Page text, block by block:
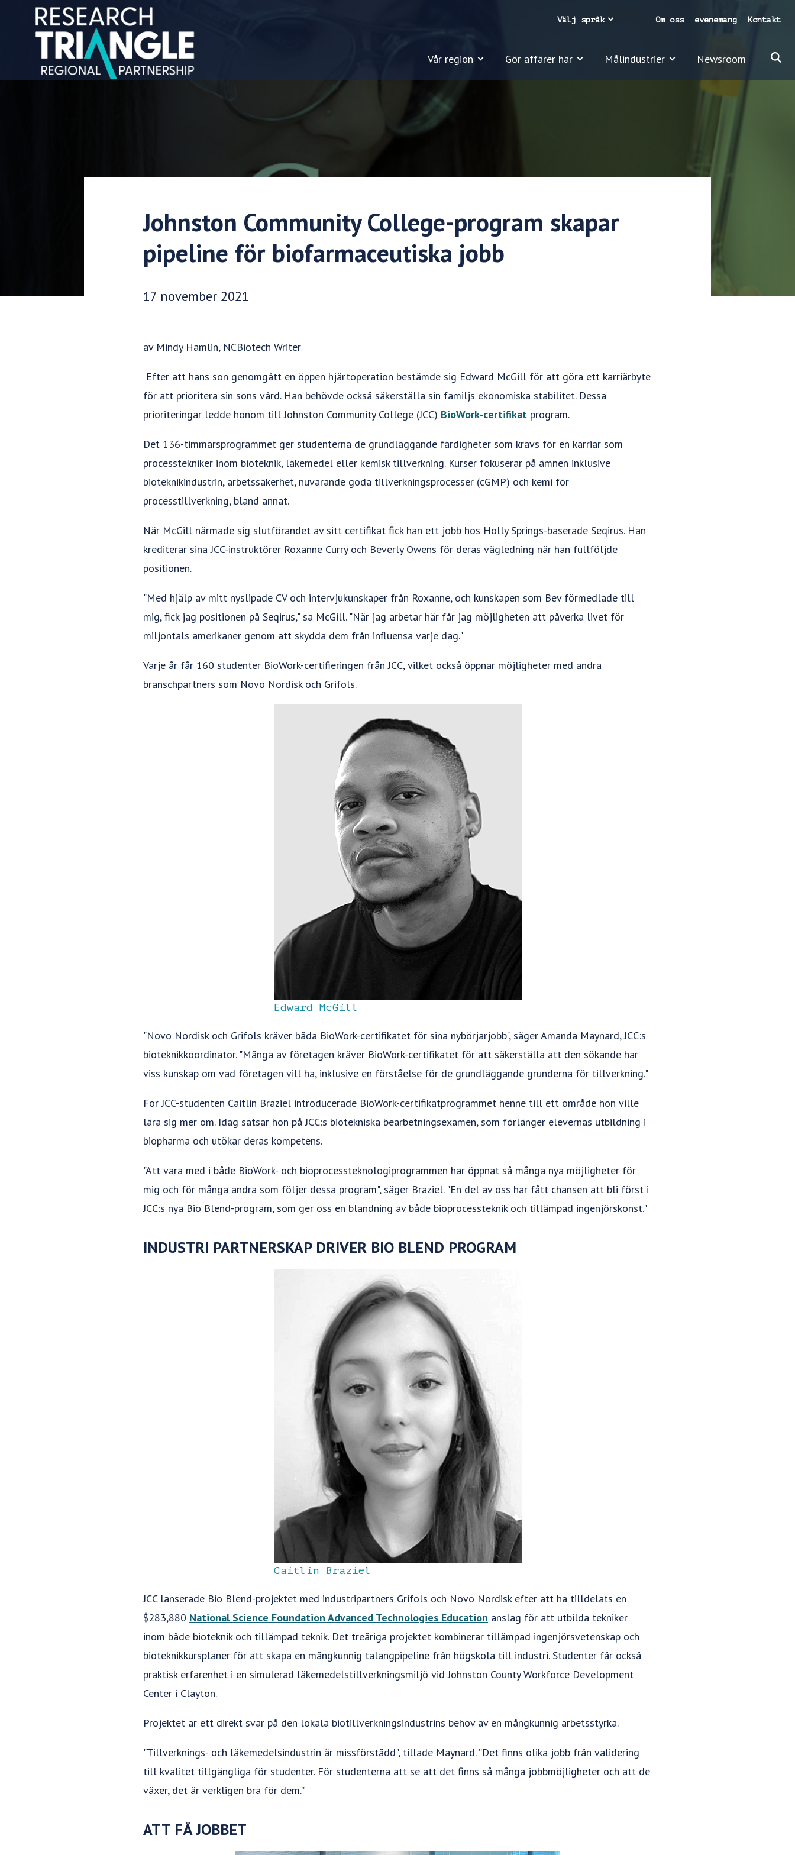
Hoppa till innehållet
Vår region Gör affärer här Målindustrier Newsroom
Om oss evenemang Kontakt
Välj språk
Johnston Community College-program skapar
pipeline för biofarmaceutiska jobb
Publiceringsdatum:
17 november 2021
av Mindy Hamlin, NCBiotech Writer
Efter att hans son genomgått en öppen hjärtoperation bestämde sig Edward McGill för att göra ett karriärbyte
för att prioritera sin sons vård. Han behövde också säkerställa sin familjs ekonomiska stabilitet. Dessa
prioriteringar ledde honom till Johnston Community College (JCC) BioWork-certifikat program.
Det 136-timmarsprogrammet ger studenterna de grundläggande färdigheter som krävs för en karriär som
processtekniker inom bioteknik, läkemedel eller kemisk tillverkning. Kurser fokuserar på ämnen inklusive
bioteknikindustrin, arbetssäkerhet, nuvarande goda tillverkningsprocesser (cGMP) och kemi för
processtillverkning, bland annat.
När McGill närmade sig slutförandet av sitt certifikat fick han ett jobb hos Holly Springs-baserade Seqirus. Han
krediterar sina JCC-instruktörer Roxanne Curry och Beverly Owens för deras vägledning när han fullföljde
positionen.
"Med hjälp av mitt nyslipade CV och intervjukunskaper från Roxanne, och kunskapen som Bev förmedlade till
mig, fick jag positionen på Seqirus," sa McGill. "När jag arbetar här får jag möjligheten att påverka livet för
miljontals amerikaner genom att skydda dem från influensa varje dag."
Varje år får 160 studenter BioWork-certifieringen från JCC, vilket också öppnar möjligheter med andra
branschpartners som Novo Nordisk och Grifols.
Edward McGill
"Novo Nordisk och Grifols kräver båda BioWork-certifikatet för sina nybörjarjobb", säger Amanda Maynard, JCC:s
bioteknikkoordinator. "Många av företagen kräver BioWork-certifikatet för att säkerställa att den sökande har
viss kunskap om vad företagen vill ha, inklusive en förståelse för de grundläggande grunderna för tillverkning."
För JCC-studenten Caitlin Braziel introducerade BioWork-certifikatprogrammet henne till ett område hon ville
lära sig mer om. Idag satsar hon på JCC:s biotekniska bearbetningsexamen, som förlänger elevernas utbildning i
biopharma och utökar deras kompetens.
"Att vara med i både BioWork- och bioprocessteknologiprogrammen har öppnat så många nya möjligheter för
mig och för många andra som följer dessa program", säger Braziel. "En del av oss har fått chansen att bli först i
JCC:s nya Bio Blend-program, som ger oss en blandning av både bioprocessteknik och tillämpad ingenjörskonst."
INDUSTRI PARTNERSKAP DRIVER BIO BLEND PROGRAM
Caitlin Braziel
JCC lanserade Bio Blend-projektet med industripartners Grifols och Novo Nordisk efter att ha tilldelats en
$283,880 National Science Foundation Advanced Technologies Education anslag för att utbilda tekniker
inom både bioteknik och tillämpad teknik. Det treåriga projektet kombinerar tillämpad ingenjörsvetenskap och
bioteknikkursplaner för att skapa en mångkunnig talangpipeline från högskola till industri. Studenter får också
praktisk erfarenhet i en simulerad läkemedelstillverkningsmiljö vid Johnston County Workforce Development
Center i Clayton.
Projektet är ett direkt svar på den lokala biotillverkningsindustrins behov av en mångkunnig arbetsstyrka.
"Tillverknings- och läkemedelsindustrin är missförstådd", tillade Maynard. ”Det finns olika jobb från validering
till kvalitet tillgängliga för studenter. För studenterna att se att det finns så många jobbmöjligheter och att de
växer, det är verkligen bra för dem.”
ATT FÅ JOBBET